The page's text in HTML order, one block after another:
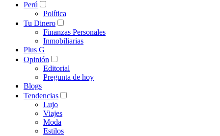
Perú
Política
Tu Dinero
Finanzas Personales
Inmobiliarias
Plus G
Opinión
Editorial
Pregunta de hoy
Blogs
Tendencias
Lujo
Viajes
Moda
Estilos